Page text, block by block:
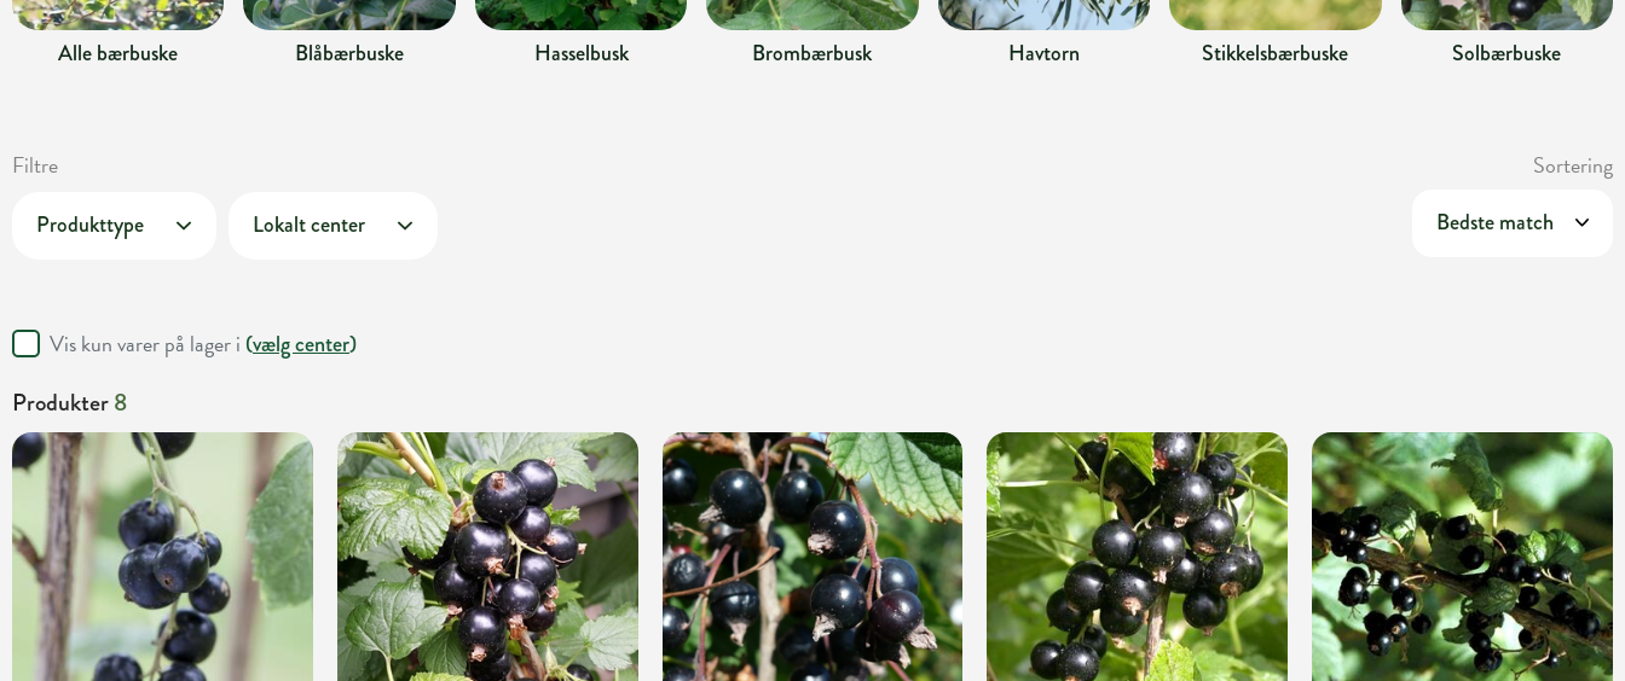
Alle bærbuske Blåbærbuske Hasselbusk Brombærbusk Havtorn Stikkelsbærbuske Solbærbuske
Filtre Sortering
Produkttype Lokalt center
Vis kun varer på lager i (vælg center)
Produkter8